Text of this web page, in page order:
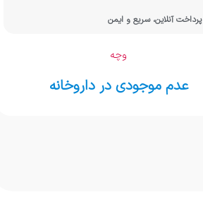
پرداخت آنلاین، سریع و ایمن
وچه
عدم موجودی در داروخانه